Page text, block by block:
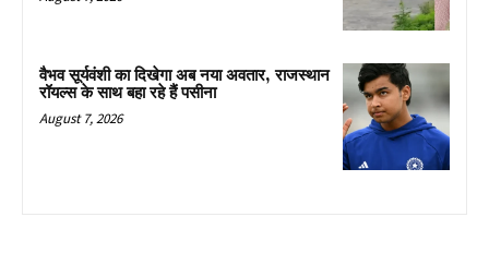
वैभव सूर्यवंशी का दिखेगा अब नया अवतार, राजस्थान
रॉयल्स के साथ बहा रहे हैं पसीना
August 7, 2026